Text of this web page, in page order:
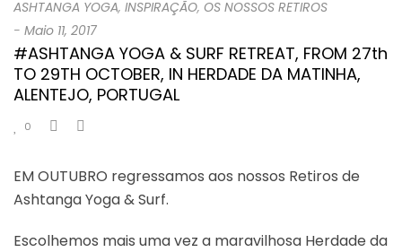
ASHTANGA YOGA, INSPIRAÇÃO, OS NOSSOS RETIROS
- Maio 11, 2017
#ASHTANGA YOGA & SURF RETREAT, FROM 27th
TO 29TH OCTOBER, IN HERDADE DA MATINHA,
ALENTEJO, PORTUGAL
0
EM OUTUBRO regressamos aos nossos Retiros de
Ashtanga Yoga & Surf.
Escolhemos mais uma vez a maravilhosa Herdade da